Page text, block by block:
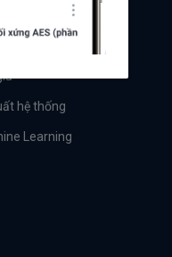
hệ thống
Learning